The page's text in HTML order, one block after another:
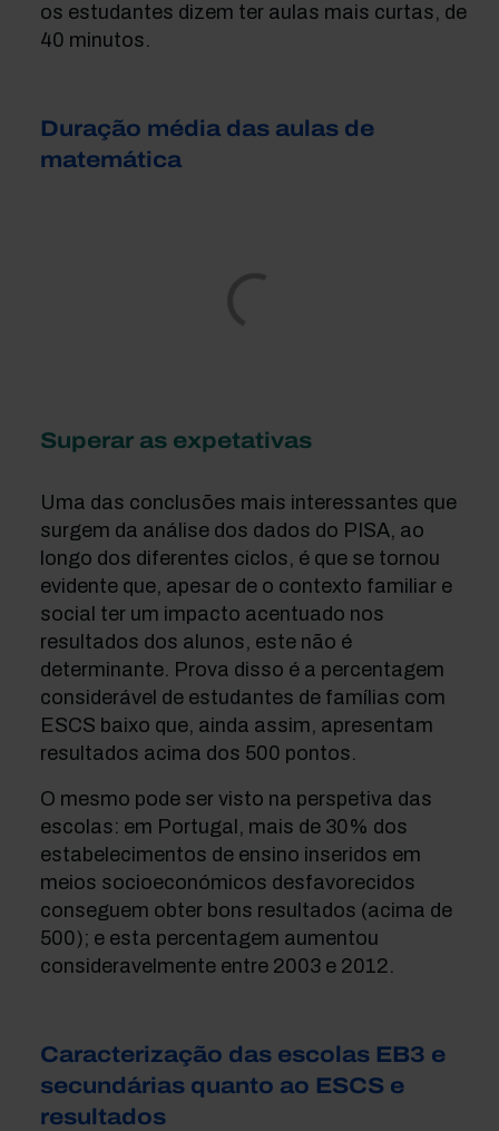
os estudantes dizem ter aulas mais curtas, de
40 minutos.
Duração média das aulas de
matemática
Superar as expetativas
Uma das conclusões mais interessantes que
surgem da análise dos dados do PISA, ao
longo dos diferentes ciclos, é que se tornou
evidente que, apesar de o contexto familiar e
social ter um impacto acentuado nos
resultados dos alunos, este não é
determinante. Prova disso é a percentagem
considerável de estudantes de famílias com
ESCS baixo que, ainda assim, apresentam
resultados acima dos 500 pontos.
O mesmo pode ser visto na perspetiva das
escolas: em Portugal, mais de 30% dos
estabelecimentos de ensino inseridos em
meios socioeconómicos desfavorecidos
conseguem obter bons resultados (acima de
500); e esta percentagem aumentou
consideravelmente entre 2003 e 2012.
Caracterização das escolas EB3 e
secundárias quanto ao ESCS e
resultados